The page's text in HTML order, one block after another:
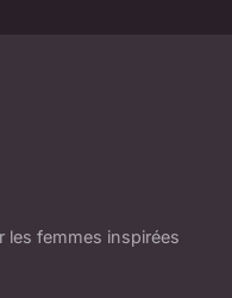
les femmes inspirées